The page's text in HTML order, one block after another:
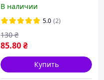
В наличии
5.0 (2)
85.80₴
130 ₴
Купить